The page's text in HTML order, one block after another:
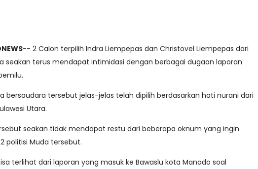
-- 2 Calon terpilih Indra Liempepas dan Christovel Liempepas dari
seakan terus mendapat intimidasi dengan berbagai dugaan laporan
bersaudara tersebut jelas-jelas telah dipilih berdasarkan hati nurani dari
Utara.
seakan tidak mendapat restu dari beberapa oknum yang ingin
politisi Muda tersebut.
terlihat dari laporan yang masuk ke Bawaslu kota Manado soal